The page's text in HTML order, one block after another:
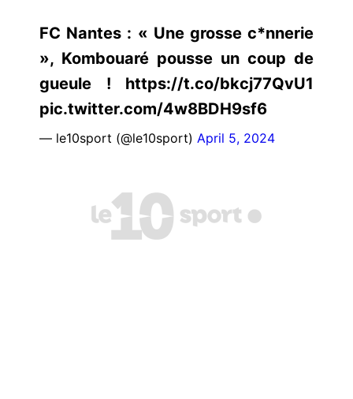
FC Nantes : « Une grosse c*nnerie
», Kombouaré pousse un coup de
gueule ! https://t.co/bkcj77QvU1
pic.twitter.com/4w8BDH9sf6
— le10sport (@le10sport) April 5, 2024